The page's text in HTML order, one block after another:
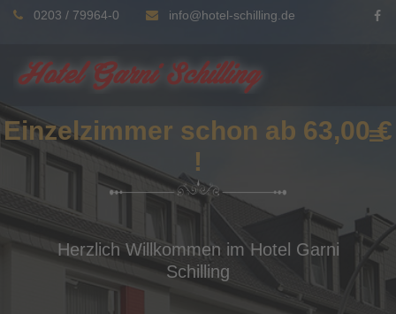
0203 / 79964-0 info@hotel-schilling.de
Einzelzimmer schon ab 63,00 €
!
Herzlich Willkommen im Hotel Garni
Schilling